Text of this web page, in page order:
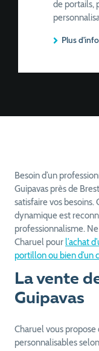
Guipavas près de
satisfaire vos besoins.
dynamique est
professionnalisme.
Charuel pourl’achat
portillon ou bien d’un
La vente
Guipavas
personnalisables
vous êtes